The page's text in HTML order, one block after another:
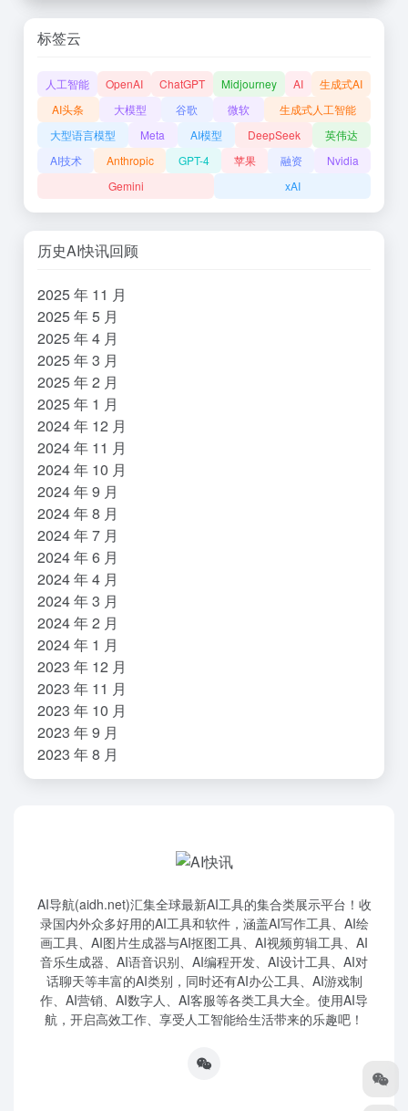
标签云
人工智能 OpenAI ChatGPT Midjourney AI
生成式AI
AI头条
大模型 谷歌 微软
生成式人工智能
大型语言模型
Meta AI模型 DeepSeek
英伟达
AI技术
Anthropic GPT-4 苹果 融资
Nvidia
Gemini
xAI
历史AI快讯回顾
2025 年 11 月
2025 年 5 月
2025 年 4 月
2025 年 3 月
2025 年 2 月
2025 年 1 月
2024 年 12 月
2024 年 11 月
2024 年 10 月
2024 年 9 月
2024 年 8 月
2024 年 7 月
2024 年 6 月
2024 年 4 月
2024 年 3 月
2024 年 2 月
2024 年 1 月
2023 年 12 月
2023 年 11 月
2023 年 10 月
2023 年 9 月
2023 年 8 月
AI导航(aidh.net)汇集全球最新AI工具的集合类展示平台！收
录国内外众多好用的AI工具和软件，涵盖AI写作工具、AI绘
画工具、AI图片生成器与AI抠图工具、AI视频剪辑工具、AI
音乐生成器、AI语音识别、AI编程开发、AI设计工具、AI对
话聊天等丰富的AI类别，同时还有AI办公工具、AI游戏制
作、AI营销、AI数字人、AI客服等各类工具大全。使用AI导
航，开启高效工作、享受人工智能给生活带来的乐趣吧！